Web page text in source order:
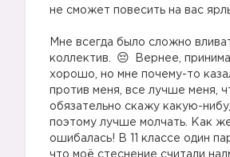
не сможет повесить на вас
Мне всегда было сложно
коллектив.
Вернее,
хорошо, но мне почему-то
против меня, все лучше меня,
обязательно скажу какую-
поэтому лучше молчать. Как
ошибалась! В 11 классе один
что моё стеснение считали